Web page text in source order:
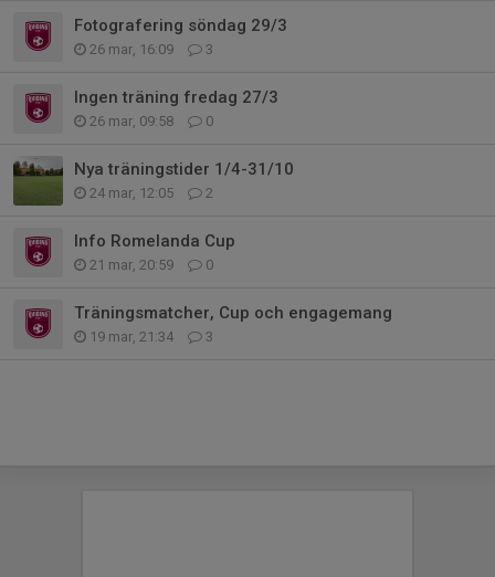
Fotografering söndag 29/3
26 mar, 16:09 3
Ingen träning fredag 27/3
26 mar, 09:58 0
Nya träningstider 1/4-31/10
24 mar, 12:05 2
Info Romelanda Cup
21 mar, 20:59 0
Träningsmatcher, Cup och engagemang
19 mar, 21:34 3